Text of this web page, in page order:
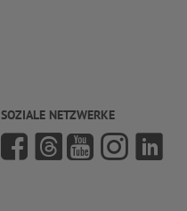
SOZIALE NETZWERKE